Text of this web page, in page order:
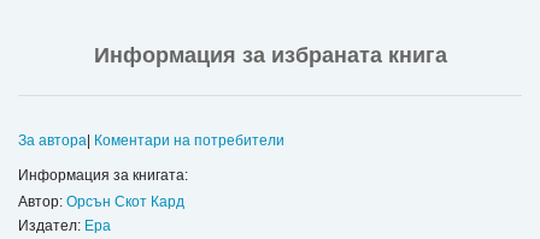
Информация за избраната книга
За автора| Коментари на потребители
Информация за книгата:
Автор: Орсън Скот Кард
Издател: Ера